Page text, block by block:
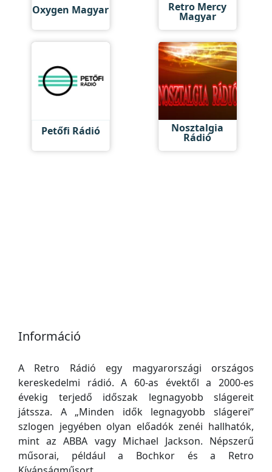
Oxygen Magyar Retro Mercy
Magyar
Petőfi Rádió Nosztalgia
Rádió
Információ
A Retro Rádió egy magyarországi országos
kereskedelmi rádió. A 60-as évektől a 2000-es
évekig terjedő időszak legnagyobb slágereit
játssza. A „Minden idők legnagyobb slágerei”
szlogen jegyében olyan előadók zenéi hallhatók,
mint az ABBA vagy Michael Jackson. Népszerű
műsorai, például a Bochkor és a Retro